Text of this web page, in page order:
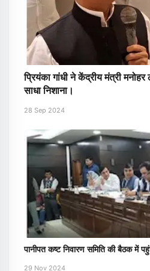
प्रियंका गांधी ने केंद्रीय मंत्री
साधा निशाना।
28 Sep 2024
पानीपत कष्ट निवारण समिति की बैठक में
29 Nov 2024